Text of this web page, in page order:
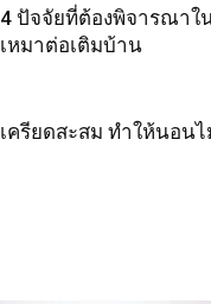
4 ปัจจัยที่ต้องพิจารณาใ
เหมาต่อเติมบ้าน
เครียดสะสม ทำให้นอน